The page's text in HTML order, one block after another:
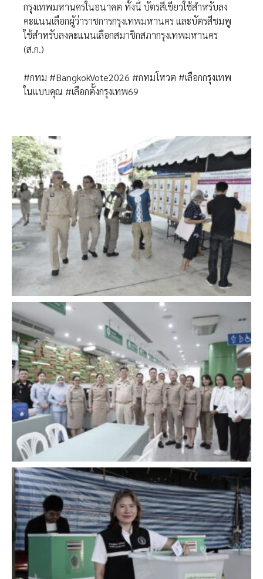
กรุงเทพมหานครในอนาคต ทั้งนี้ บัตรสีเขียวใช้สำหรับลง
คะแนนเลือกผู้ว่าราชการกรุงเทพมหานคร และบัตรสีชมพู
ใช้สำหรับลงคะแนนเลือกสมาชิกสภากรุงเทพมหานคร
(ส.ก.)
#กทม #BangkokVote2026 #กทมโหวต #เลือกกรุงเทพ
ในแบบคุณ #เลือกตั้งกรุงเทพ69